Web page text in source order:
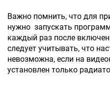
Важно помнить, что для
нужно запускать
каждый раз после
следует учитывать, что
невозможна, если на
установлен только